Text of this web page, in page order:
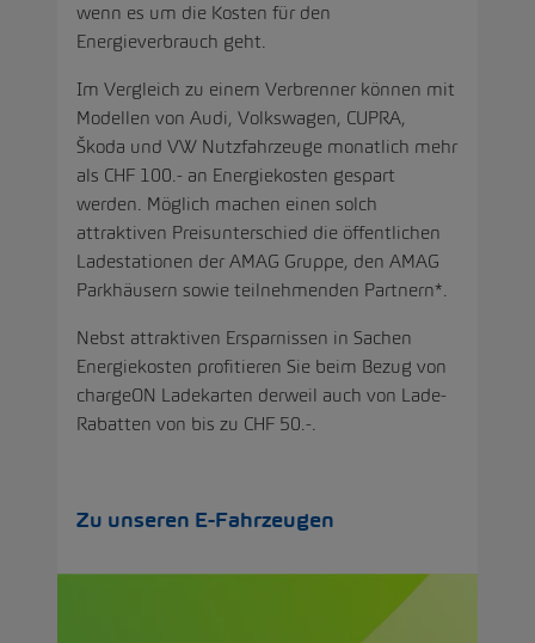
wenn es um die Kosten für den
Energieverbrauch geht.
Im Vergleich zu einem Verbrenner können mit
Modellen von Audi, Volkswagen, CUPRA,
Škoda und VW Nutzfahrzeuge monatlich mehr
als CHF 100.- an Energiekosten gespart
werden. Möglich machen einen solch
attraktiven Preisunterschied die öffentlichen
Ladestationen der AMAG Gruppe, den AMAG
Parkhäusern sowie teilnehmenden Partnern*.
Nebst attraktiven Ersparnissen in Sachen
Energiekosten profitieren Sie beim Bezug von
chargeON Ladekarten derweil auch von Lade-
Rabatten von bis zu CHF 50.-.
Zu unseren E-Fahrzeugen